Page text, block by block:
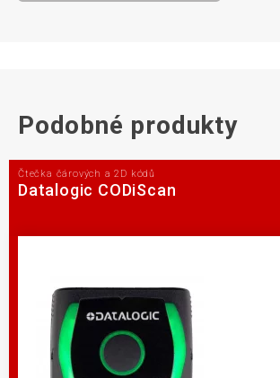
Podobné produkty
Čtečka čárových a 2D kódů
Datalogic CODiScan